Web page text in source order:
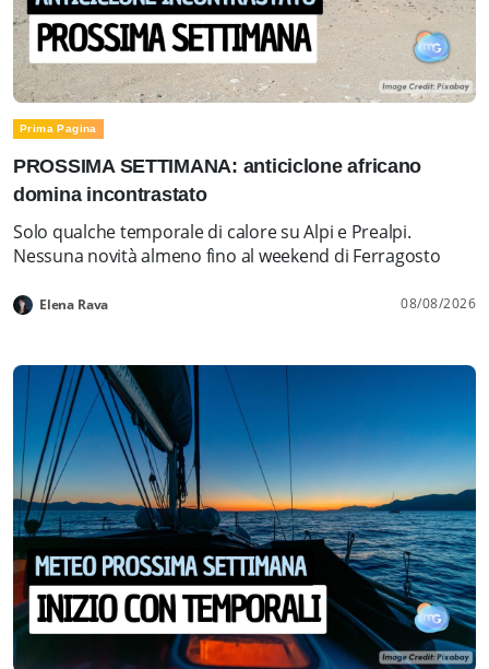
Prima Pagina
PROSSIMA SETTIMANA: anticiclone africano
domina incontrastato
Solo qualche temporale di calore su Alpi e Prealpi.
Nessuna novità almeno fino al weekend di Ferragosto
Elena Rava 08/08/2026